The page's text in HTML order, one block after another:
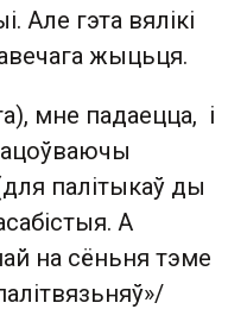
Але гэта вялікі
жыцьця.
мне падаецца, і
палітыкаў ды
А
на сёньня тэме
»/